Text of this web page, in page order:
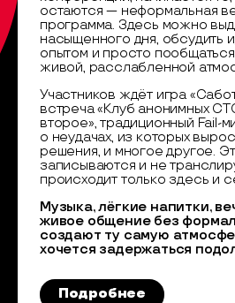
остаются — неформальная
программа. Здесь можно
насыщенного дня, обсудить
опытом и просто
живой, расслабленной
Участников ждёт игра
встреча «Клуб анонимных
второе», традиционный Fail-
о неудачах, из которых
решения, и многое другое.
записываются и не
происходит только здесь и
Музыка, лёгкие напитки,
живое общение без
создают ту самую
хочется задержаться
Подробнее